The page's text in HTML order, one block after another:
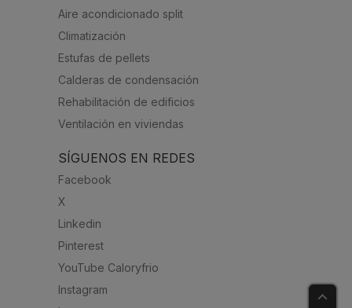
Aire acondicionado split
Climatización
Estufas de pellets
Calderas de condensación
Rehabilitación de edificios
Ventilación en viviendas
SÍGUENOS EN REDES
Facebook
X
Linkedin
Pinterest
YouTube Caloryfrio
Instagram